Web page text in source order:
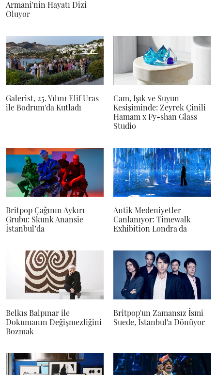
Armani'nin Hayatı Dizi
Oluyor
Galerist, 25. Yılını Elif Uras
ile Bodrum'da Kutladı
Cam, Işık ve Suyun
Kesişiminde: Zeyrek Çinili
Hamam x Fy-shan Glass
Studio
Britpop Çağının Aykırı
Grubu: Skunk Anansie
İstanbul’da
Antik Medeniyetler
Canlanıyor: Timewalk
Exhibition Londra'da
Belkıs Balpınar ile
Dokumanın Değişmezliğini
Bozmak
Britpop'un Zamansız İsmi
Suede, İstanbul'a Dönüyor